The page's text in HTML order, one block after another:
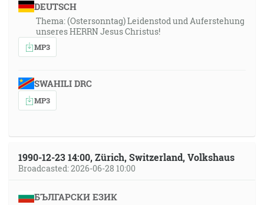
DEUTSCH
Thema: (Ostersonntag) Leidenstod und Auferstehung
unseres HERRN Jesus Christus!
MP3
SWAHILI DRC
MP3
1990-12-23 14:00, Zürich, Switzerland, Volkshaus
Broadcasted: 2026-06-28 10:00
БЪЛГАРСКИ ЕЗИК